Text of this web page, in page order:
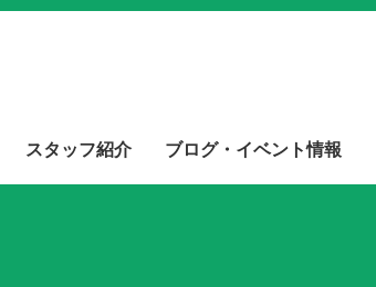
スタッフ紹介 ブログ・イベント情報